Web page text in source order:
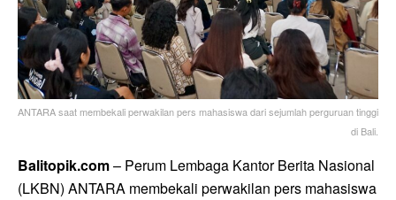
ANTARA saat membekali perwakilan pers mahasiswa dari sejumlah perguruan tinggi
di Bali.
Balitopik.com– Perum Lembaga Kantor Berita Nasional
(LKBN) ANTARA membekali perwakilan pers mahasiswa